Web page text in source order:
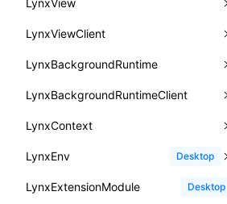
接口: DataProcessorDefinition
接口: DataProcessors
Surface
UserActionPayload
type-aliases
A2UIClientEventMessage
CatalogComponent
CatalogFunctionDefinition
CatalogInput
group()
groupCollapsed()
groupEnd()
info()
log()
profile()
cancelAnimationFrame()
cancelResourcePrefetch()
createIntersectionObserver()
createSelectorQuery()
getElementById()
getJSModule()
lynx.querySelector()
lynx.querySelectorAll()
lynx.requestAnimationFrame()
lynx.__globalProps
lynx.stopExposure()
lynx.resumeExposure()
selectUniqueID()
select()
InitLynxviewEntry
InitBackgroundRuntimeEntry
MetricFcpEntry
MetricAcutalFmpEntry
PipelineEntry
LoadBundleEntry
PerformanceObserver.observe()
PerformanceObserver.disconnect()
PerformanceMetric BTS
FrameworkPipelineTiming BTS
HostPlatformTiming
AndroidHostPlatformTiming BTS
HarmonyHostPlatformTiming BTS
IOSHostPlatformTiming BTS
LynxView
addLynxViewClient
destroy
enableAutoLayout iOS
findUIByIdSelector
findUIByName
findViewByIdSelector
LynxViewClient
onDataUpdated
onDestroy
onFirstLoadPerfReady
onFirstScreen
onFling
LynxBackgroundRuntime
addLynxBackgroundRuntimeClient
callJSFunction
destroy
evaluateJavaScript
LynxBackgroundRuntimeClient
onEvaluateJavaScriptEnd
onModuleMethodInvoked
onReceivedError
LynxContext
sendGlobalEvent
setExtraTiming
LynxEnv Desktop
trimMemory
LynxExtensionModule Desktop